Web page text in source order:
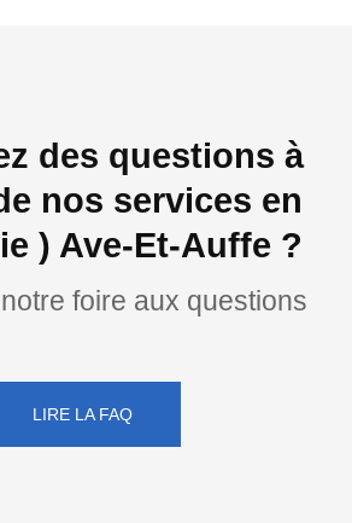
des questions à
nos services en
) Ave-Et-Auffe ?
foire aux questions
LIRE LA FAQ